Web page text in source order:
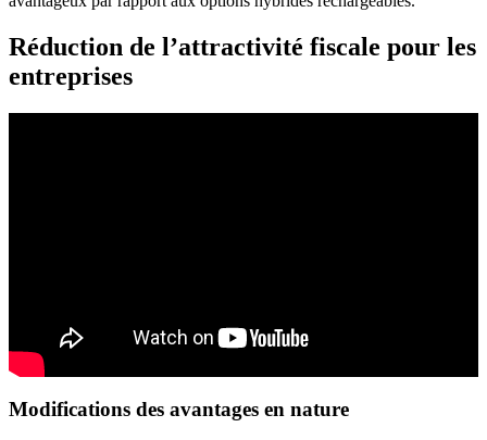
Réduction de l’attractivité fiscale pour les
entreprises
Modifications des avantages en nature